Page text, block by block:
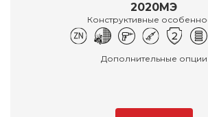
2020МЭ
Конструктивные
Дополнительные опции